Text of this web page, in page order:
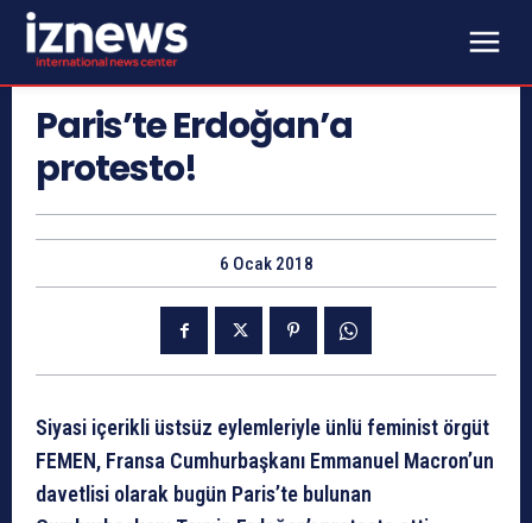
Paris’te Erdoğan’a
protesto!
6 Ocak 2018
Siyasi içerikli üstsüz eylemleriyle ünlü feminist örgüt
FEMEN, Fransa Cumhurbaşkanı Emmanuel Macron’un
davetlisi olarak bugün Paris’te bulunan